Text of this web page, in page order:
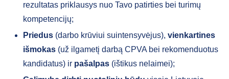
rezultatas priklausys nuo Tavo patirties bei turimų
kompetencijų;
Priedus (darbo krūviui suintensyvėjus), vienkartines
išmokas (už ilgametį darbą CPVA bei rekomenduotus
kandidatus) ir pašalpas (ištikus nelaimei);